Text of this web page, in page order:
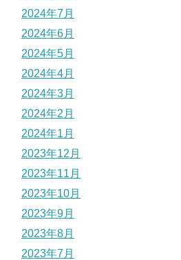
2024年7月
2024年6月
2024年5月
2024年4月
2024年3月
2024年2月
2024年1月
2023年12月
2023年11月
2023年10月
2023年9月
2023年8月
2023年7月